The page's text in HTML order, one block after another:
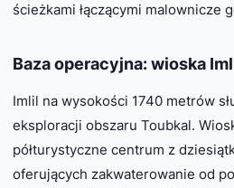
ścieżkami łączącymi malownicze
Baza operacyjna: wioska
Imlil na wysokości 1740 metrów
eksploracji obszaru Toubkal.
półturystyczne centrum z
oferujących zakwaterowanie od